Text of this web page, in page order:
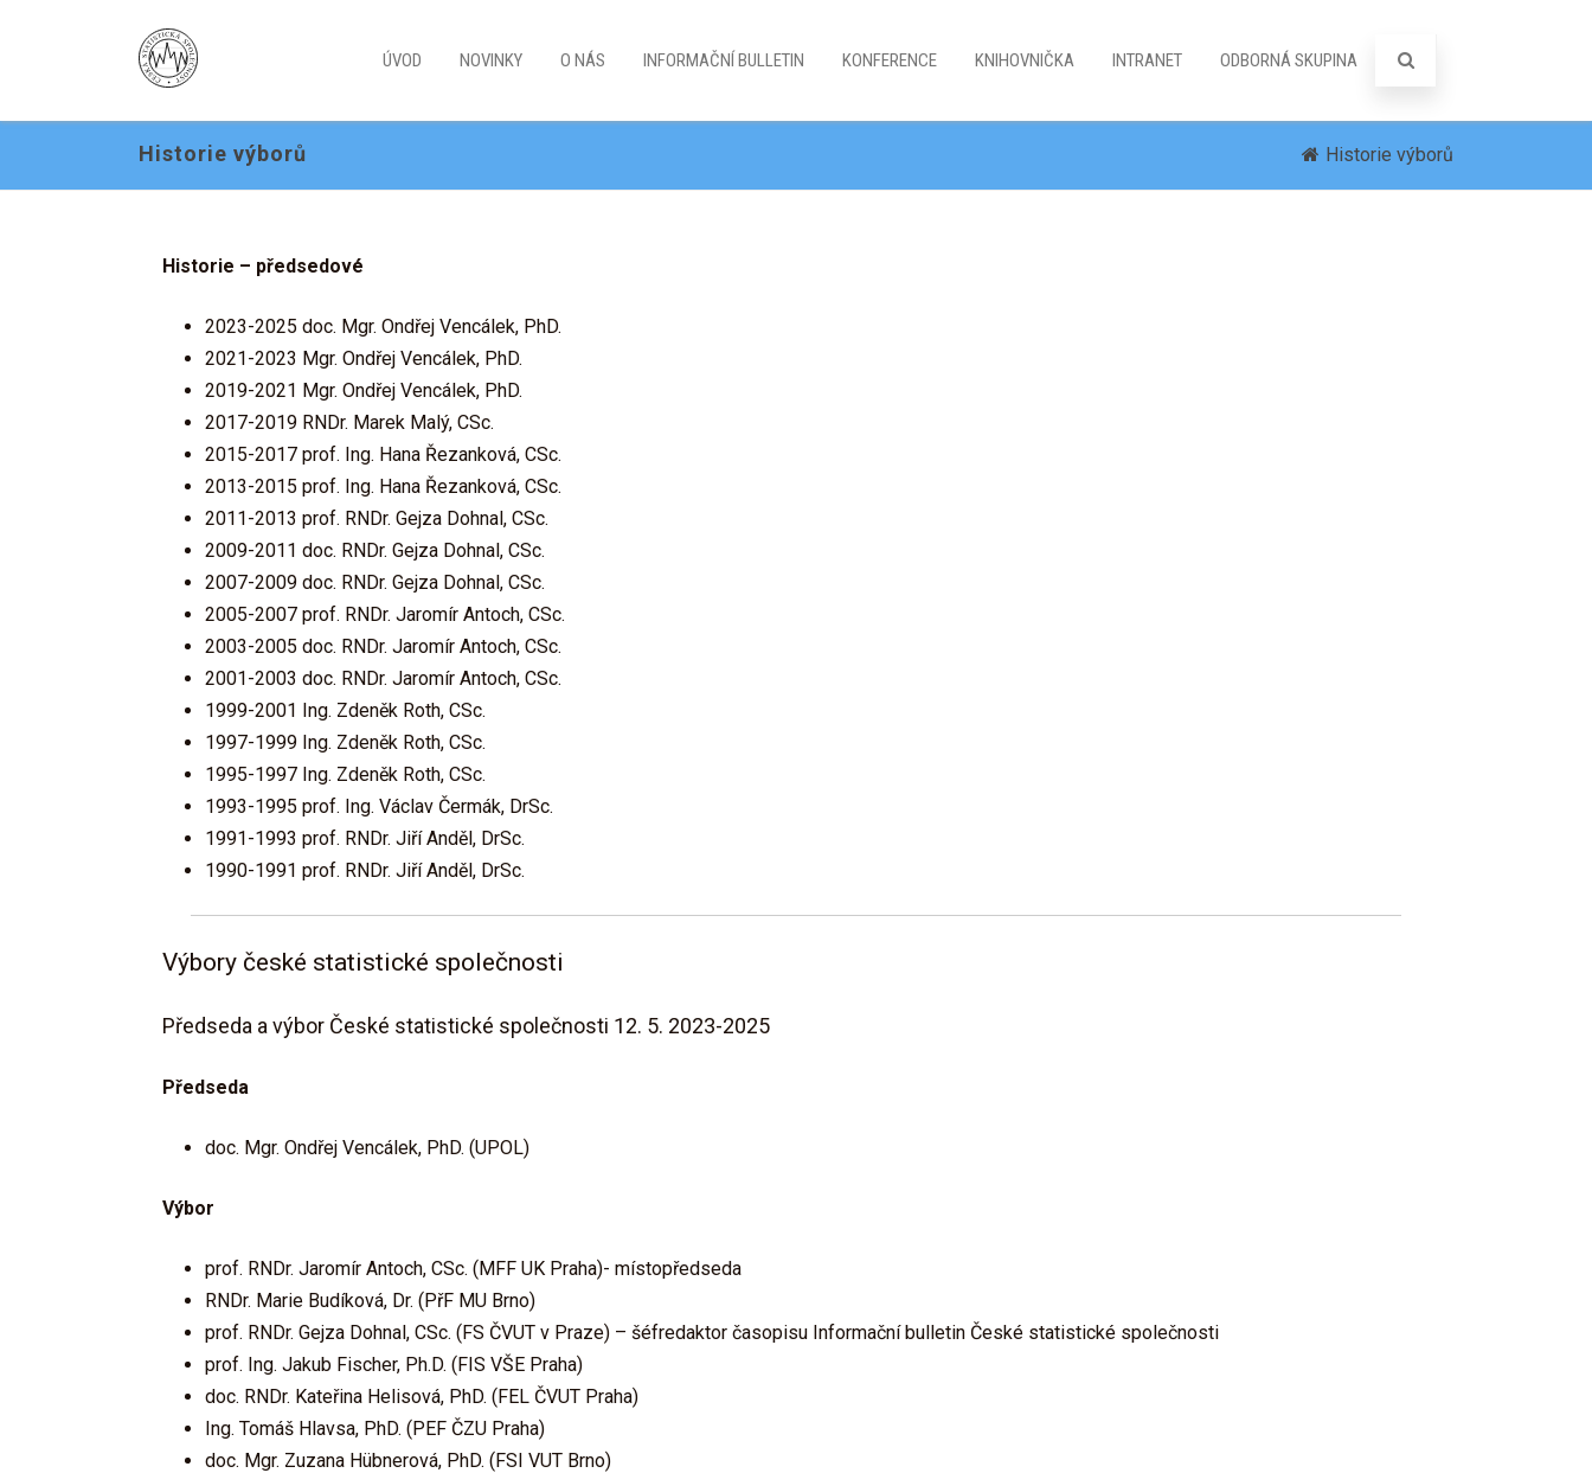
ÚVOD NOVINKY O NÁS INFORMAČNÍ BULLETIN KONFERENCE KNIHOVNIČKA INTRANET ODBORNÁ SKUPINA
Historie výborů Historie výborů
Historie – předsedové
2023-2025 doc. Mgr. Ondřej Vencálek, PhD.
2021-2023 Mgr. Ondřej Vencálek, PhD.
2019-2021 Mgr. Ondřej Vencálek, PhD.
2017-2019 RNDr. Marek Malý, CSc.
2015-2017 prof. Ing. Hana Řezanková, CSc.
2013-2015 prof. Ing. Hana Řezanková, CSc.
2011-2013 prof. RNDr. Gejza Dohnal, CSc.
2009-2011 doc. RNDr. Gejza Dohnal, CSc.
2007-2009 doc. RNDr. Gejza Dohnal, CSc.
2005-2007 prof. RNDr. Jaromír Antoch, CSc.
2003-2005 doc. RNDr. Jaromír Antoch, CSc.
2001-2003 doc. RNDr. Jaromír Antoch, CSc.
1999-2001 Ing. Zdeněk Roth, CSc.
1997-1999 Ing. Zdeněk Roth, CSc.
1995-1997 Ing. Zdeněk Roth, CSc.
1993-1995 prof. Ing. Václav Čermák, DrSc.
1991-1993 prof. RNDr. Jiří Anděl, DrSc.
1990-1991 prof. RNDr. Jiří Anděl, DrSc.
Výbory české statistické společnosti
Předseda a výbor České statistické společnosti 12. 5. 2023-2025
Předseda
doc. Mgr. Ondřej Vencálek, PhD. (UPOL)
Výbor
prof. RNDr. Jaromír Antoch, CSc. (MFF UK Praha)- místopředseda
RNDr. Marie Budíková, Dr. (PřF MU Brno)
prof. RNDr. Gejza Dohnal, CSc. (FS ČVUT v Praze) – šéfredaktor časopisu Informační bulletin České statistické společnosti
prof. Ing. Jakub Fischer, Ph.D. (FIS VŠE Praha)
doc. RNDr. Kateřina Helisová, PhD. (FEL ČVUT Praha)
Ing. Tomáš Hlavsa, PhD. (PEF ČZU Praha)
doc. Mgr. Zuzana Hübnerová, PhD. (FSI VUT Brno)